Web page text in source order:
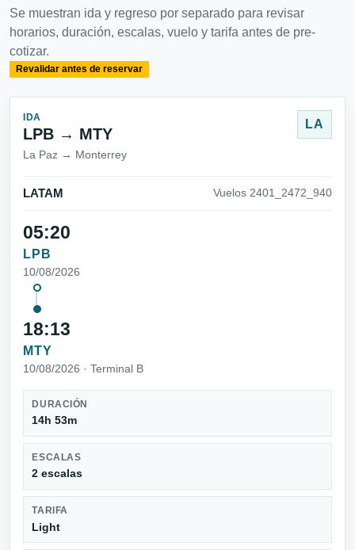
Se muestran ida y regreso por separado para revisar
horarios, duración, escalas, vuelo y tarifa antes de pre-
cotizar.
Revalidar antes de reservar
IDA
LPB → MTY
La Paz → Monterrey
LA
LATAM Vuelos 2401_2472_940
05:20
LPB
10/08/2026
18:13
MTY
10/08/2026 · Terminal B
DURACIÓN
14h 53m
ESCALAS
2 escalas
TARIFA
Light